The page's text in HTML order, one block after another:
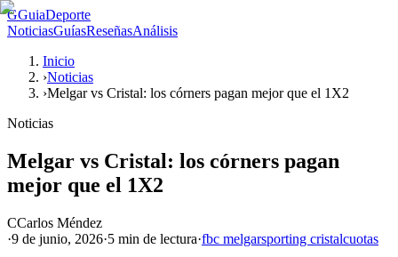
GGuiaDeporte
NoticiasGuíasReseñasAnálisis
Inicio
›Noticias
›Melgar vs Cristal: los córners pagan mejor que el 1X2
Noticias
Melgar vs Cristal: los córners pagan
mejor que el 1X2
CCarlos Méndez
·9 de junio, 2026·5 min de lectura·fbc melgarsporting cristalcuotas